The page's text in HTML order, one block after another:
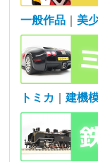
一般作品 美
トミカ ｜建機